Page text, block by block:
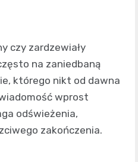
czy zardzewiały
na zaniedbaną
którego nikt od dawna
wprost
odświeżenia,
zakończenia.